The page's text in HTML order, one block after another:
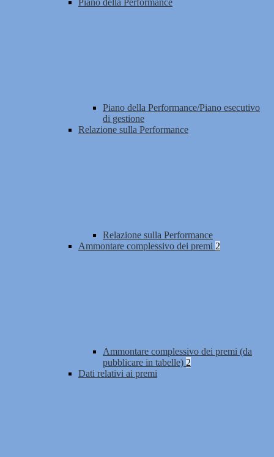
Piano della Performance/Piano esecutivo
di gestione
Relazione sulla Performance
Relazione sulla Performance
Ammontare complessivo dei premi 2
Ammontare complessivo dei premi (da
pubblicare in tabelle) 2
Dati relativi ai premi